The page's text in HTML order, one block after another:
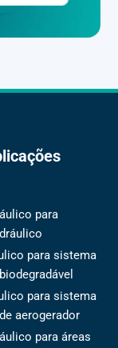
para
para sistema
para sistema
aerogerador
para áreas